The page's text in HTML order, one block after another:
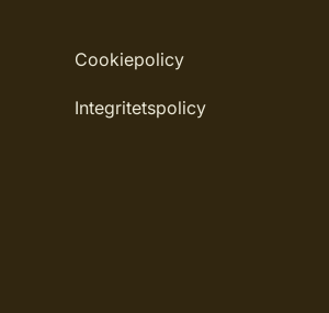
Rekommenderat antal
Rengöring: Penseltvätt
Cookiepolicy
Integritetspolicy